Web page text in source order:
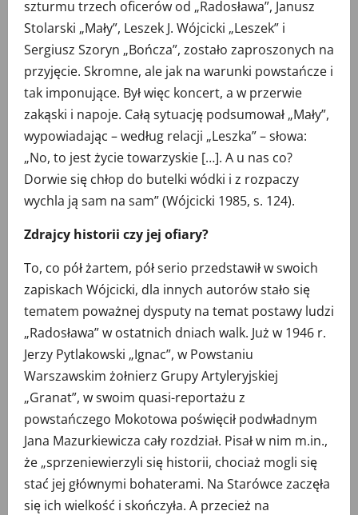
szturmu trzech oficerów od „Radosława”, Janusz
Stolarski „Mały”, Leszek J. Wójcicki „Leszek” i
Sergiusz Szoryn „Bończa”, zostało zaproszonych na
przyjęcie. Skromne, ale jak na warunki powstańcze i
tak imponujące. Był więc koncert, a w przerwie
zakąski i napoje. Całą sytuację podsumował „Mały”,
wypowiadając – według relacji „Leszka” – słowa:
„No, to jest życie towarzyskie […]. A u nas co?
Dorwie się chłop do butelki wódki i z rozpaczy
wychla ją sam na sam” (Wójcicki 1985, s. 124).
Zdrajcy historii czy jej ofiary?
To, co pół żartem, pół serio przedstawił w swoich
zapiskach Wójcicki, dla innych autorów stało się
tematem poważnej dysputy na temat postawy ludzi
„Radosława” w ostatnich dniach walk. Już w 1946 r.
Jerzy Pytlakowski „Ignac”, w Powstaniu
Warszawskim żołnierz Grupy Artyleryjskiej
„Granat”, w swoim quasi-reportażu z
powstańczego Mokotowa poświęcił podwładnym
Jana Mazurkiewicza cały rozdział. Pisał w nim m.in.,
że „sprzeniewierzyli się historii, chociaż mogli się
stać jej głównymi bohaterami. Na Starówce zaczęła
się ich wielkość i skończyła. A przecież na